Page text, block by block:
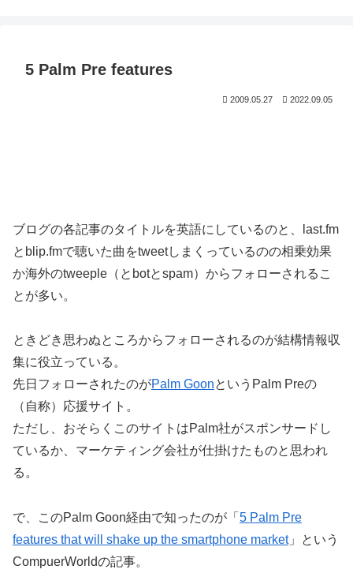
5 Palm Pre features
2009.05.27 2022.09.05
ブログの各記事のタイトルを英語にしているのと、last.fm
とblip.fmで聴いた曲をtweetしまくっているのの相乗効果
か海外のtweeple（とbotとspam）からフォローされるこ
とが多い。
ときどき思わぬところからフォローされるのが結構情報収
集に役立っている。
先日フォローされたのがPalm GoonというPalm Preの
（自称）応援サイト。
ただし、おそらくこのサイトはPalm社がスポンサードし
ているか、マーケティング会社が仕掛けたものと思われ
る。
で、このPalm Goon経由で知ったのが「 5 Palm Pre
features that will shake up the smartphone market」という
CompuerWorldの記事。